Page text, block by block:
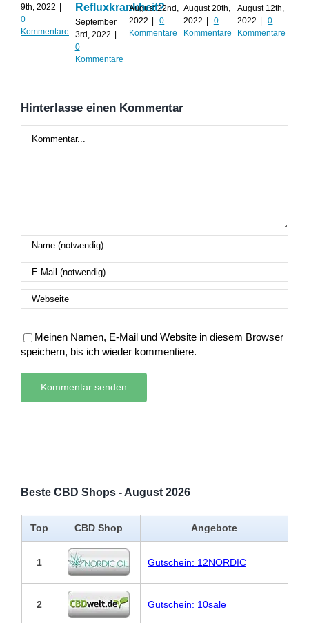
9th, 2022 |
0
Kommentare
Refluxkrankheit?
September
3rd, 2022 |
0
Kommentare
August 22nd,
2022 |
0
Kommentare
August 20th,
2022 |
0
Kommentare
August 12th,
2022 |
0
Kommentare
Hinterlasse einen Kommentar
Meinen Namen, E-Mail und Website in diesem Browser
speichern, bis ich wieder kommentiere.
Beste CBD Shops - August 2026
Top CBD Shop Angebote
1 Gutschein: 12NORDIC
2 Gutschein: 10sale